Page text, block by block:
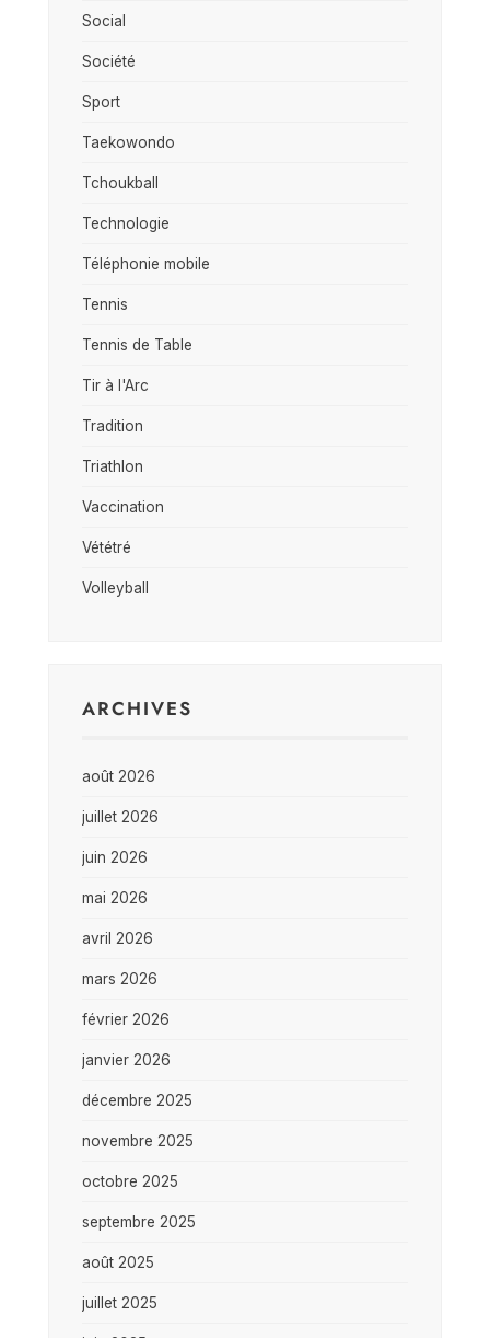
Social
Société
Sport
Taekowondo
Tchoukball
Technologie
Téléphonie mobile
Tennis
Tennis de Table
Tir à l'Arc
Tradition
Triathlon
Vaccination
Vététré
Volleyball
ARCHIVES
août 2026
juillet 2026
juin 2026
mai 2026
avril 2026
mars 2026
février 2026
janvier 2026
décembre 2025
novembre 2025
octobre 2025
septembre 2025
août 2025
juillet 2025